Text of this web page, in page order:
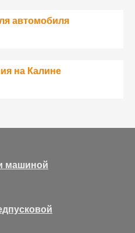
автомобиля
на Калине
машиной